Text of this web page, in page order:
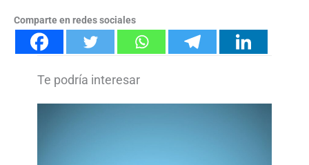
Comparte en redes sociales